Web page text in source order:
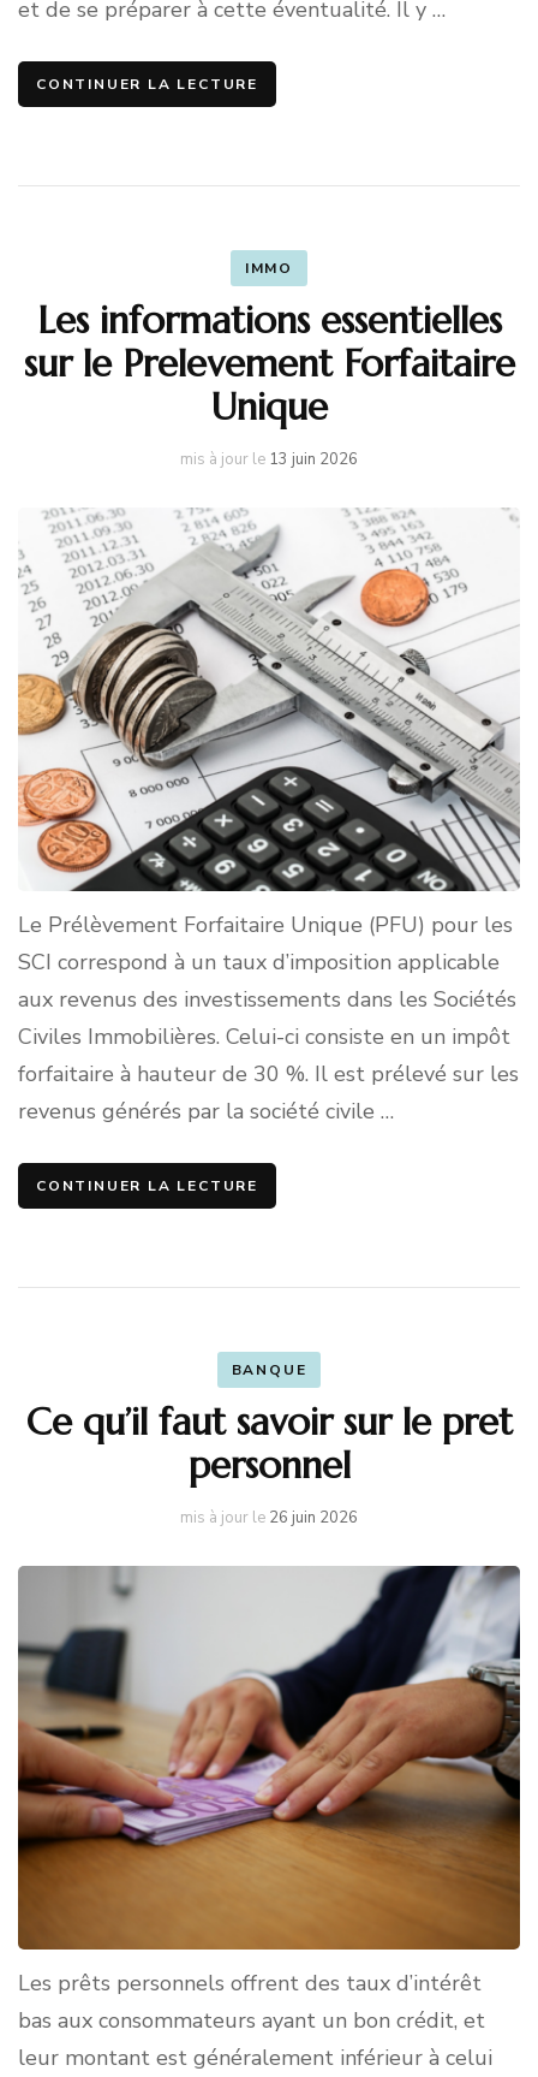
et de se préparer à cette éventualité. Il y …
CONTINUER LA LECTURE
IMMO
Les informations essentielles
sur le Prelevement Forfaitaire
Unique
mis à jour le 13 juin 2026
Le Prélèvement Forfaitaire Unique (PFU) pour les
SCI correspond à un taux d’imposition applicable
aux revenus des investissements dans les Sociétés
Civiles Immobilières. Celui-ci consiste en un impôt
forfaitaire à hauteur de 30 %. Il est prélevé sur les
revenus générés par la société civile …
CONTINUER LA LECTURE
BANQUE
Ce qu’il faut savoir sur le pret
personnel
mis à jour le 26 juin 2026
Les prêts personnels offrent des taux d’intérêt
bas aux consommateurs ayant un bon crédit, et
leur montant est généralement inférieur à celui